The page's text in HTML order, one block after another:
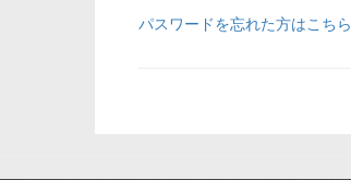
パスワードを忘れた方はこちら